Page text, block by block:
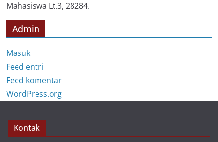
Mahasiswa Lt.3, 28284.
Admin
Masuk
Feed entri
Feed komentar
WordPress.org
Kontak